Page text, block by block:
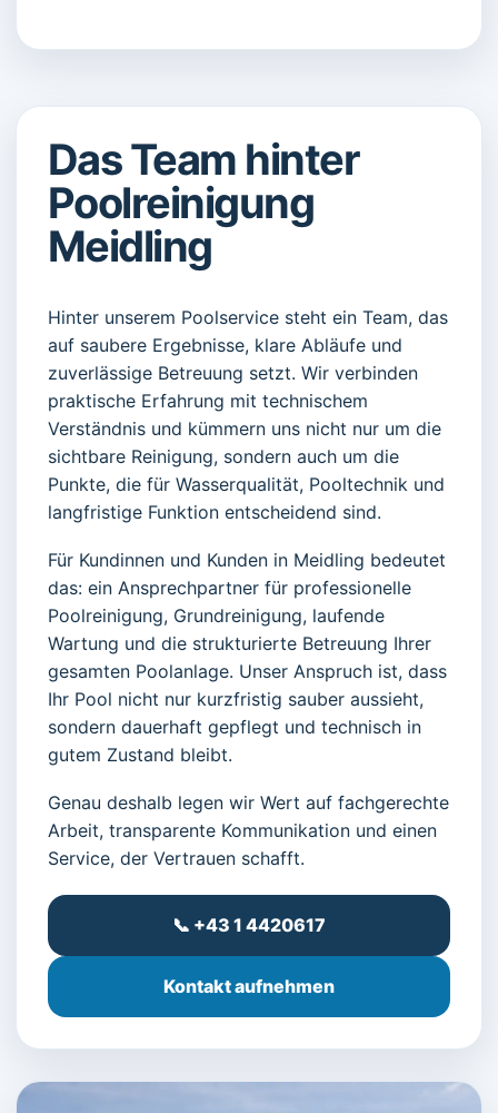
Das Team hinter
Poolreinigung
Meidling
Hinter unserem Poolservice steht ein Team, das
auf saubere Ergebnisse, klare Abläufe und
zuverlässige Betreuung setzt. Wir verbinden
praktische Erfahrung mit technischem
Verständnis und kümmern uns nicht nur um die
sichtbare Reinigung, sondern auch um die
Punkte, die für Wasserqualität, Pooltechnik und
langfristige Funktion entscheidend sind.
Für Kundinnen und Kunden in Meidling bedeutet
das: ein Ansprechpartner für professionelle
Poolreinigung, Grundreinigung, laufende
Wartung und die strukturierte Betreuung Ihrer
gesamten Poolanlage. Unser Anspruch ist, dass
Ihr Pool nicht nur kurzfristig sauber aussieht,
sondern dauerhaft gepflegt und technisch in
gutem Zustand bleibt.
Genau deshalb legen wir Wert auf fachgerechte
Arbeit, transparente Kommunikation und einen
Service, der Vertrauen schafft.
📞 +43 1 4420617
Kontakt aufnehmen